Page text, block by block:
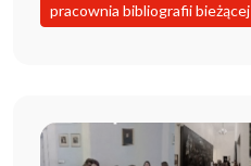
pracownia bibliografii bieżącej